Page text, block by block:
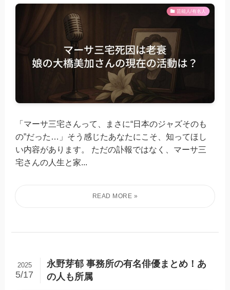
芸能人/有名人
「マーサ三宅さんって、まさに“日本のジャズそのも
の”だった…」そう感じたあなたにこそ、知ってほし
い内容があります。 ただの訃報ではなく、マーサ三
宅さんの人生と家...
永野芽郁 事務所の有名俳優まとめ！あ
の人も所属
2025
5/17